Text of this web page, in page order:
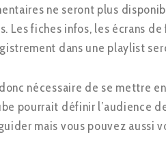
ne seront plus
Les fiches infos, les écrans
dans une playlist
nécessaire de se mettre
pourrait définir l’audience
mais vous pouvez aussi